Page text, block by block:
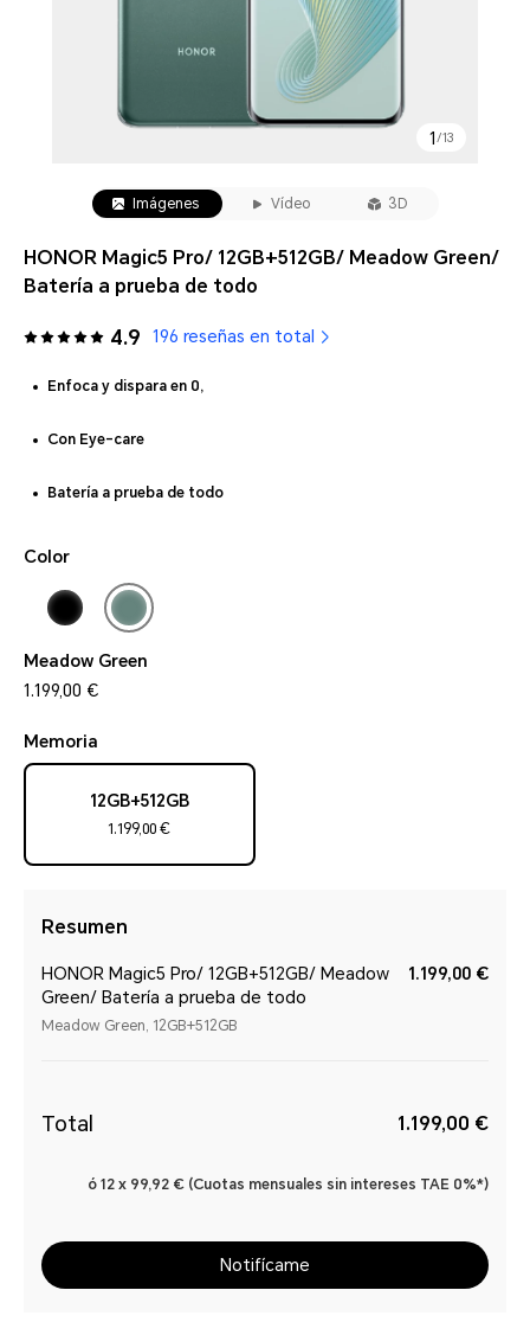
1 /13
Imágenes Vídeo 3D
HONOR Magic5 Pro/ 12GB+512GB/ Meadow Green/
Batería a prueba de todo
4.9 196 reseñas en total
Enfoca y dispara en 0,
Con Eye-care
Batería a prueba de todo
Color
Meadow Green
1.199,00 €
Memoria
12GB+512GB
1.199,00 €
Resumen
HONOR Magic5 Pro/ 12GB+512GB/ Meadow
Green/ Batería a prueba de todo
Meadow Green, 12GB+512GB
1.199,00 €
Total 1.199,00 €
ó 12 x 99,92 € (Cuotas mensuales sin intereses TAE 0%*)
Notifícame